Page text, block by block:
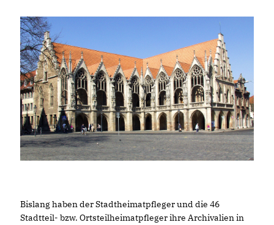
Bislang haben der Stadtheimatpfleger und die 46
Stadtteil- bzw. Ortsteilheimatpfleger ihre Archivalien in